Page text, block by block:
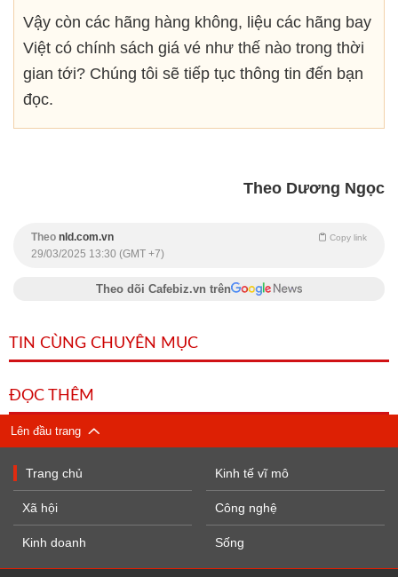
Vậy còn các hãng hàng không, liệu các hãng bay
Việt có chính sách giá vé như thế nào trong thời
gian tới? Chúng tôi sẽ tiếp tục thông tin đến bạn
đọc.
Theo Dương Ngọc
Theo nld.com.vn Copy link
29/03/2025 13:30 (GMT +7)
Theo dõi Cafebiz.vn trên
TIN CÙNG CHUYÊN MỤC
ĐỌC THÊM
Lên đầu trang
Trang chủ
Xã hội
Kinh doanh
Kinh tế vĩ mô
Công nghệ
Sống